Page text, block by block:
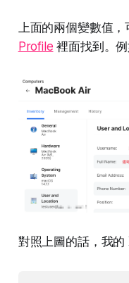
上面的兩個變數值
Profile 裡面找到。
對照上圖的話，我的